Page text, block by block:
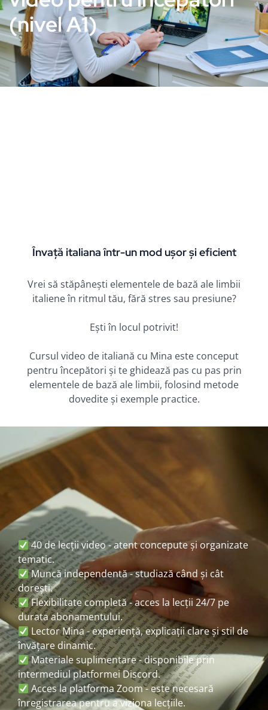
(nivel A1)
Învață italiana într-un mod ușor și eficient
Vrei să stăpânești elementele de bază ale limbii
italiene în ritmul tău, fără stres sau presiune?
Ești în locul potrivit!
Cursul video de italiană cu Mina este conceput
pentru începători și te ghidează pas cu pas prin
elementele de bază ale limbii, folosind metode
dovedite și exemple practice.
40 de lecții video - atent concepute și organizate
tematic.
Muncă independentă - studiază când și cât
dorești.
Flexibilitate completă - acces la lecții 24/7 pe
durata abonamentului.
Lector Mina - experiență, explicații clare și stil de
învățare dinamic.
Materiale suplimentare - disponibile prin
intermediul platformei Discord.
Acces la platforma Zoom - este necesară
înregistrarea pentru a viziona lecțiile.